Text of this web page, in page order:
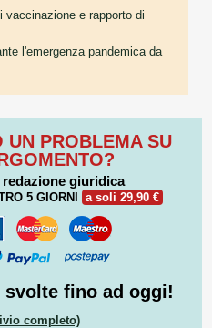
vaccinazione e rapporto di
l'emergenza pandemica da
UN PROBLEMA SU
giuridica
5 GIORNI a soli 29,90 €
svolte fino ad oggi!
completo)